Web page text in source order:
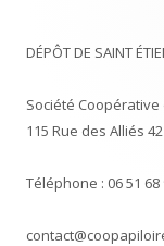
DÉPÔT DE SAINT
Société
115 Rue des Alliés
Téléphone : 06 51 68